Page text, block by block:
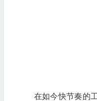
在如今快节奏的